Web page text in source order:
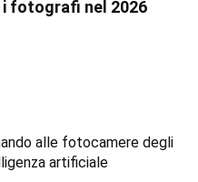
fotografi nel 2026
alle fotocamere degli
artificiale